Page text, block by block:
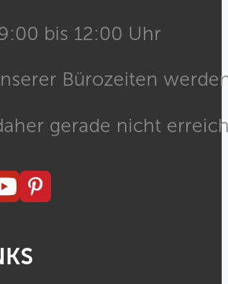
bis 12:00 Uhr
Bürozeiten
gerade nicht